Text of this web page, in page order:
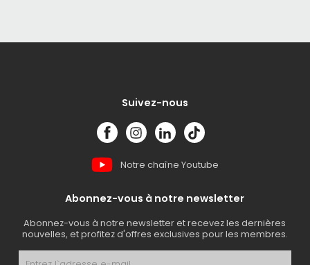
Suivez-nous
Notre chaîne Youtube
Abonnez-vous à notre newsletter
Abonnez-vous à notre newsletter et recevez les dernières
nouvelles, et profitez d'offres exclusives pour les membres.